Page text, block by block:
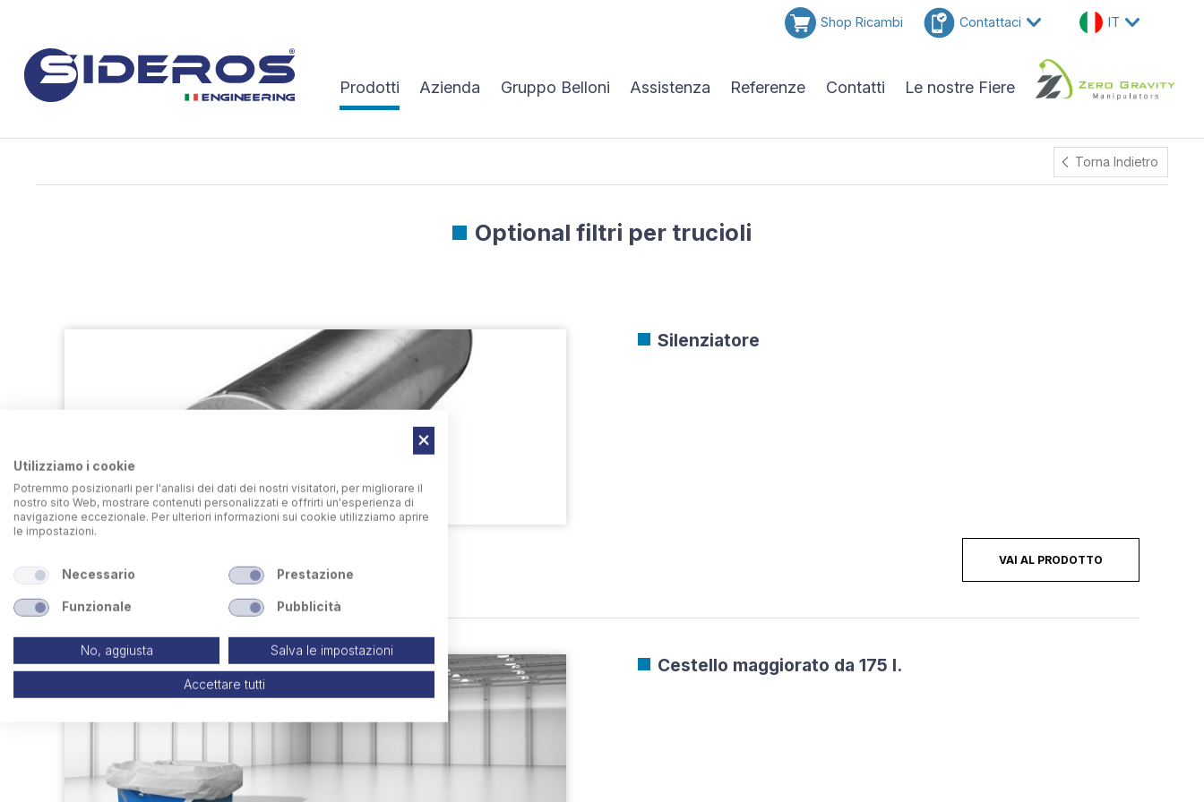
Prodotti Azienda Gruppo Belloni Assistenza Referenze Contatti Le nostre Fiere
Shop Ricambi Contattaci IT
Torna Indietro
Optional filtri per trucioli
Silenziatore
VAI AL PRODOTTO
Cestello maggiorato da 175 l.
Utilizziamo i cookie
Potremmo posizionarli per l'analisi dei dati dei nostri visitatori, per migliorare il
nostro sito Web, mostrare contenuti personalizzati e offrirti un'esperienza di
navigazione eccezionale. Per ulteriori informazioni sui cookie utilizziamo aprire
le impostazioni.
Necessario Prestazione
Funzionale Pubblicità
No, aggiusta Salva le impostazioni
Accettare tutti